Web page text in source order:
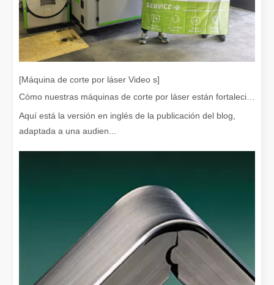
¡Nuestros socios internacionales viajaron miles de millas para
[Máquina de corte por láser Video s]
Aquí está la versión en inglés de la publicación del blog,
adaptada a una audien...